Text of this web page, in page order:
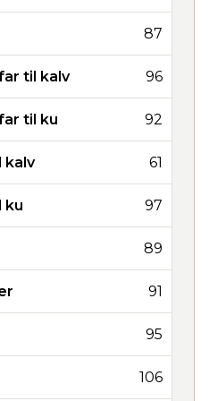
87
til kalv 96
til ku 92
kalv 61
ku 97
89
91
95
106